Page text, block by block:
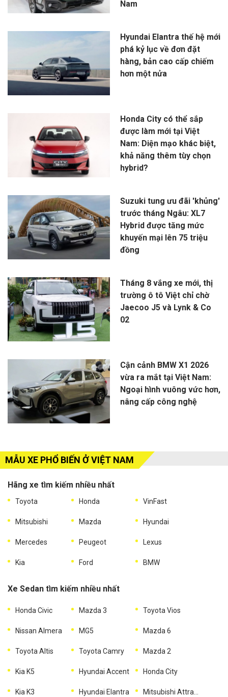
Nam
Hyundai Elantra thế hệ mới
phá kỷ lục về đơn đặt
hàng, bản cao cấp chiếm
hơn một nửa
Honda City có thể sắp
được làm mới tại Việt
Nam: Diện mạo khác biệt,
khả năng thêm tùy chọn
hybrid?
Suzuki tung ưu đãi 'khủng'
trước tháng Ngâu: XL7
Hybrid được tăng mức
khuyến mại lên 75 triệu
đồng
Tháng 8 vắng xe mới, thị
trường ô tô Việt chỉ chờ
Jaecoo J5 và Lynk & Co
02
Cận cảnh BMW X1 2026
vừa ra mắt tại Việt Nam:
Ngoại hình vuông vức hơn,
nâng cấp công nghệ
MẪU XE PHỔ BIẾN Ở VIỆT NAM
Hãng xe tìm kiếm nhiều nhất
Toyota Honda VinFast
Mitsubishi Mazda Hyundai
Mercedes Peugeot Lexus
Kia Ford BMW
Xe Sedan tìm kiếm nhiều nhất
Honda Civic Mazda 3 Toyota Vios
Nissan Almera MG5 Mazda 6
Toyota Altis Toyota Camry Mazda 2
Kia K5 Hyundai Accent Honda City
Kia K3 Hyundai Elantra